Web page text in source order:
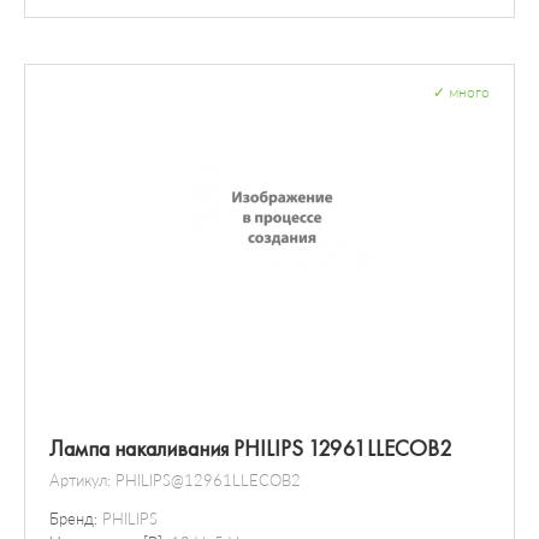
Лампа накаливания PHILIPS 12961LLECOB2
Артикул: PHILIPS@12961LLECOB2
Бренд: PHILIPS
много
Составляющие эмульсионной трубки / распылитель